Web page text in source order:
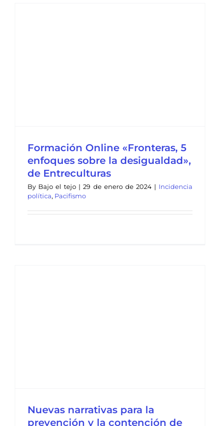
Formación Online «Fronteras, 5
enfoques sobre la desigualdad»,
de Entreculturas
By Bajo el tejo | 29 de enero de 2024 | Incidencia
política, Pacifismo
Nuevas narrativas para la
prevención y la contención de